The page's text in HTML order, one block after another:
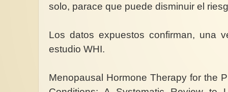
solo, parace que puede disminuir el
Los datos expuestos confirman, una
estudio WHI.
Menopausal Hormone Therapy for the